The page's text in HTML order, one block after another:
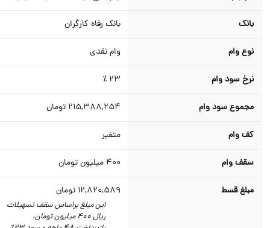
بانک بانک رفاه کارگران
نوع وام وام نقدی
نرخ سود وام
مجموع سود وام 215,388,254 تومان
کف وام متغیر
سقف وام میلیون تومان
مبلغ قسط 12,820,589 تومان
این مبلغ براساس سقف تسهیلات
ریال 400 میلیون تومان،‌